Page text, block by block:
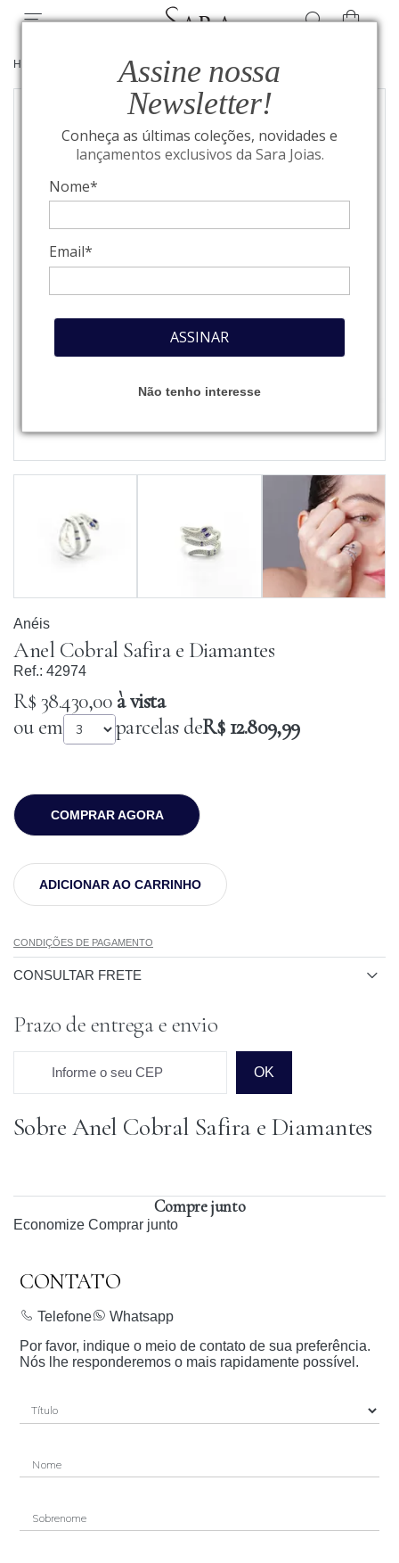
Assine nossa
Newsletter!
Conheça as últimas coleções, novidades e
lançamentos exclusivos da Sara Joias.
Nome*
Email*
ASSINAR
Não tenho interesse
HOME ANÉIS
Anéis
Anel Cobral Safira e Diamantes
Ref.: 42974
R$ 38.430,00à vista
ou em
parcelas deR$ 12.809,99
COMPRAR AGORA
ADICIONAR AO CARRINHO
CONDIÇÕES DE PAGAMENTO
CONSULTAR FRETE
Prazo de entrega e envio
Informe o seu CEP OK
Prazo para o CEP
Sobre Anel Cobral Safira e Diamantes
Compre junto
Economize Comprar junto
CONTATO
Telefone
Whatsapp
Por favor, indique o meio de contato de sua preferência.
Nós lhe responderemos o mais rapidamente possível.
Nome
Sobrenome